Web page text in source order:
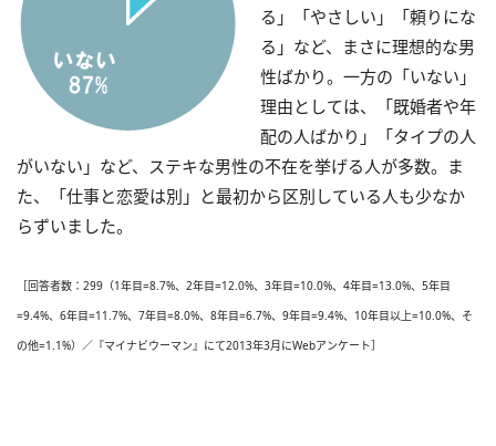
る」「やさしい」「頼りにな
る」など、まさに理想的な男
性ばかり。一方の「いない」
理由としては、「既婚者や年
配の人ばかり」「タイプの人
がいない」など、ステキな男性の不在を挙げる人が多数。ま
た、「仕事と恋愛は別」と最初から区別している人も少なか
らずいました。
［回答者数：299（1年目=8.7%、2年目=12.0%、3年目=10.0%、4年目=13.0%、5年目
=9.4%、6年目=11.7%、7年目=8.0%、8年目=6.7%、9年目=9.4%、10年目以上=10.0%、そ
の他=1.1%）／『マイナビウーマン』にて2013年3月にWebアンケート］